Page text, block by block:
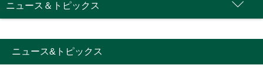
ニュース＆トピックス
ニュース&トピックス